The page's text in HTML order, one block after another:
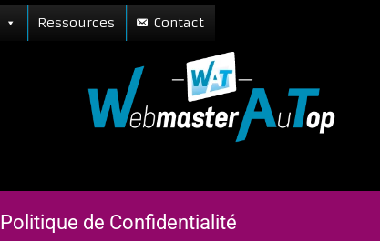
Ressources Contact
Politique de Confidentialité